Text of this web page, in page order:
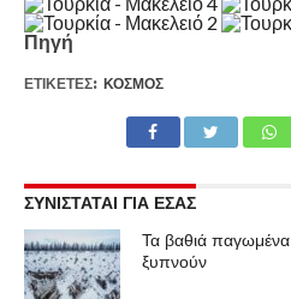
Πηγή
ΕΤΙΚΕΤΕΣ: ΚΌΣΜΟΣ
ΣΥΝΙΣΤΑΤΑΙ ΓΙΑ ΕΣΑΣ
Τα βαθιά παγωμένα
ξυπνούν